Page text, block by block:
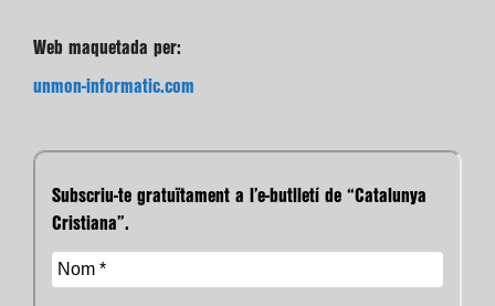
Web maquetada per:
unmon-informatic.com
Subscriu-te gratuïtament a l’e-butlletí de “Catalunya
Cristiana”.